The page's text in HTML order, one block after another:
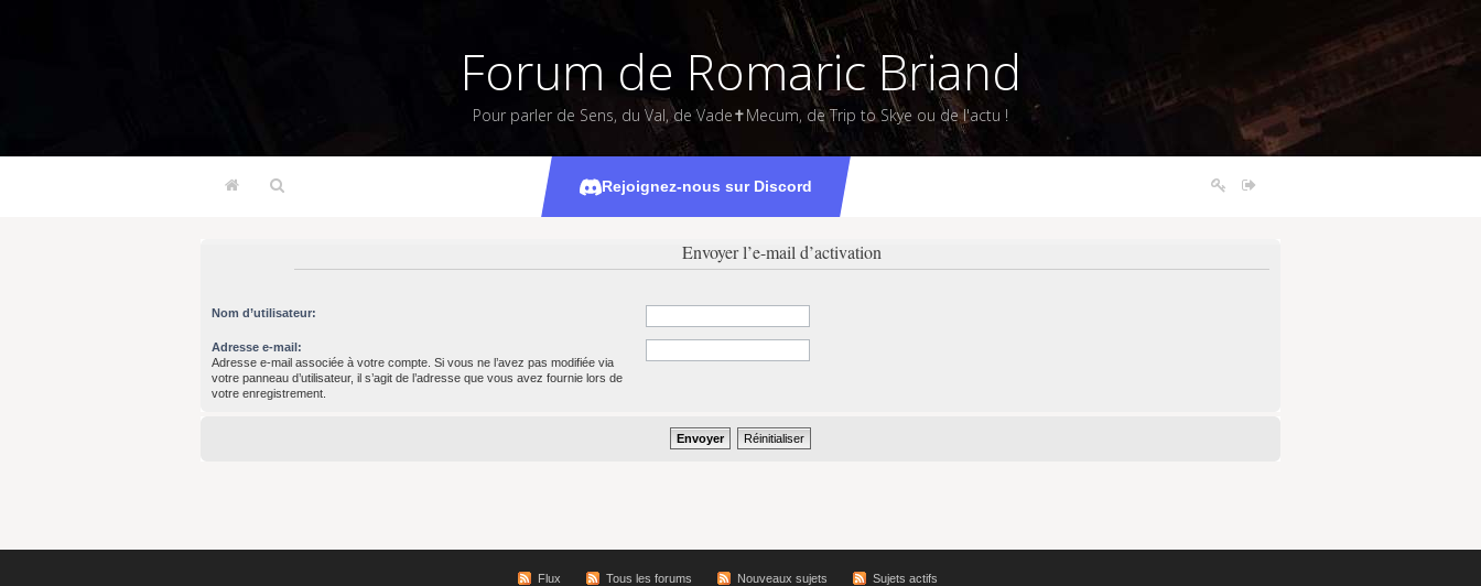
Forum de Romaric Briand
Pour parler de Sens, du Val, de Vade✝Mecum, de Trip to Skye ou de l'actu !
Rejoignez-nous sur Discord
Envoyer l’e-mail d’activation
Nom d’utilisateur:
Adresse e-mail:
Adresse e-mail associée à votre compte. Si vous ne l’avez pas modifiée via
votre panneau d’utilisateur, il s’agit de l’adresse que vous avez fournie lors de
votre enregistrement.
Flux Tous les forums Nouveaux sujets Sujets actifs